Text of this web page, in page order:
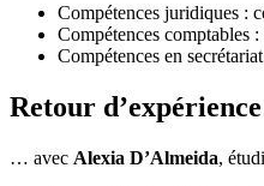
Compétences juridiques :
Compétences comptables
Compétences en
Retour
… avec Alexia D’Almeida,